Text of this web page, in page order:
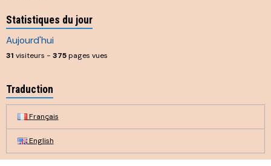
Statistiques du jour
Aujourd'hui
31 visiteurs - 375pages vues
Traduction
Français
English